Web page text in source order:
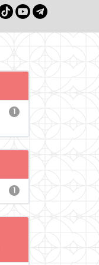
1
1